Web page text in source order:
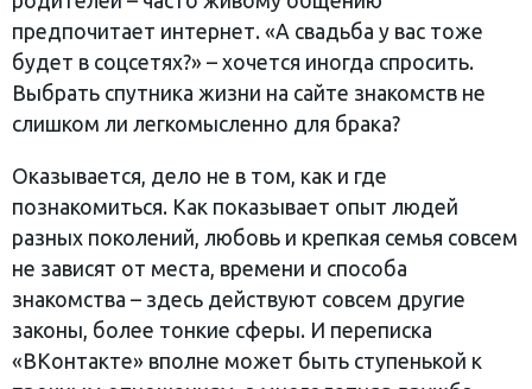
предпочитает интернет. «А свадьба у вас тоже
будет в соцсетях?» – хочется иногда спросить.
Выбрать спутника жизни на сайте знакомств не
слишком ли легкомысленно для брака?
Оказывается, дело не в том, как и где
познакомиться. Как показывает опыт людей
разных поколений, любовь и крепкая семья совсем
не зависят от места, времени и способа
знакомства – здесь действуют совсем другие
законы, более тонкие сферы. И переписка
«ВКонтакте» вполне может быть ступенькой к